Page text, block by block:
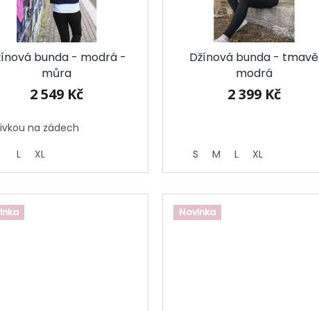
bunda - modrá -
můra
2 549 Kč
na zádech
L
XL
Džínová bunda - tmavě
modrá
2 399 Kč
S M L XL
Novinka